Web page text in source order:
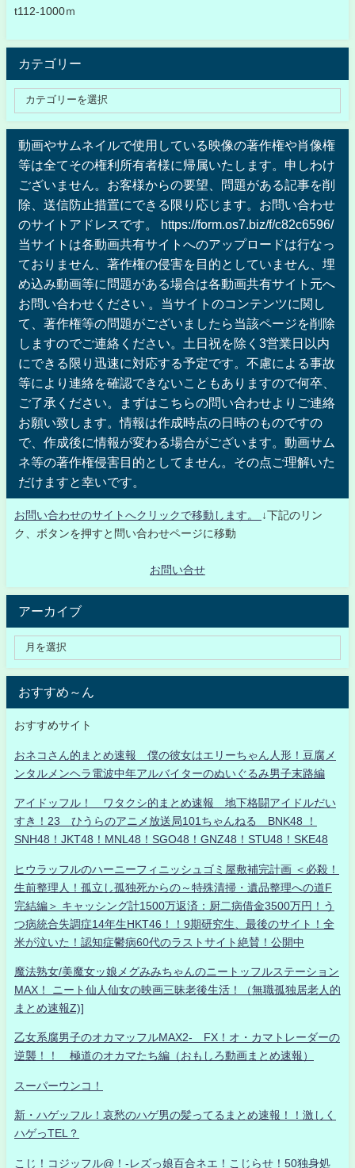
t112-1000ｍ
カテゴリー
動画やサムネイルで使用している映像の著作権や肖像権
等は全てその権利所有者様に帰属いたします。申しわけ
ございません。お客様からの要望、問題がある記事を削
除、送信防止措置にできる限り応じます。お問い合わせ
のサイトアドレスです。 https://form.os7.biz/f/c82c6596/
当サイトは各動画共有サイトへのアップロードは行なっ
ておりません、著作権の侵害を目的としていません、埋
め込み動画等に問題がある場合は各動画共有サイト元へ
お問い合わせください 。当サイトのコンテンツに関し
て、著作権等の問題がございましたら当該ページを削除
しますのでご連絡ください。土日祝を除く3営業日以内
にできる限り迅速に対応する予定です。不慮による事故
等により連絡を確認できないこともありますので何卒、
ご了承ください。まずはこちらの問い合わせよりご連絡
お願い致します。情報は作成時点の日時のものですの
で、作成後に情報が変わる場合がございます。動画サム
ネ等の著作権侵害目的としてません。その点ご理解いた
だけますと幸いです。
お問い合わせのサイトへクリックで移動します。
↓下記のリン
ク、ボタンを押すと問い合わせページに移動
お問い合せ
アーカイブ
おすすめ～ん
おすすめサイト
おネコさん的まとめ速報 僕の彼女はエリーちゃん人形！豆腐メ
ンタルメンヘラ電波中年アルバイターのぬいぐるみ男子末路編
アイドッフル！ ワタクシ的まとめ速報 地下格闘アイドルだい
すき！23 ひうらのアニメ放送局101ちゃんねる BNK48 ！
SNH48！JKT48！MNL48！SGO48！GNZ48！STU48！SKE48
ヒウラッフルのハーニーフィニッシュゴミ屋敷補完計画 ＜必殺！
生前整理人！孤立し孤独死からの～特殊清掃・遺品整理への道F
完結編＞ キャッシング計1500万返済：厨二病借金3500万円！う
つ病統合失調症14年生HKT46！！9期研究生、最後のサイト！全
米が泣いた！認知症鬱病60代のラストサイト絶賛！公開中
魔法熟女/美魔女ッ娘メグみみちゃんのニートッフルステーション
MAX！ ニート仙人仙女の映画三昧老後生活！（無職孤独居老人的
まとめ速報Z)]
乙女系腐男子のオカマッフルMAX2- FX！オ・カマトレーダーの
逆襲！！ 極道のオカマたち編（おもしろ動画まとめ速報）
スーパーウンコ！
新・ハゲッフル！哀愁のハゲ男の髪ってるまとめ速報！！激しく
ハゲっTEL？
こじ！コジッフル@！-レズっ娘百合ネエ！こじらせ！50独身処